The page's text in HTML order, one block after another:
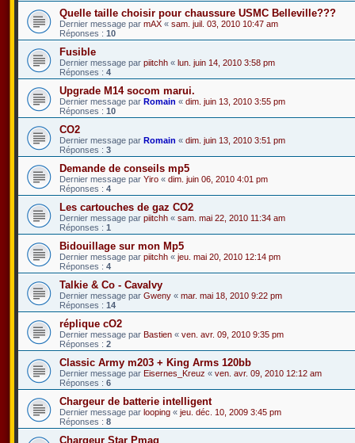
Quelle taille choisir pour chaussure USMC Belleville???
Dernier message par mAX « sam. juil. 03, 2010 10:47 am
Réponses : 10
Fusible
Dernier message par piitchh « lun. juin 14, 2010 3:58 pm
Réponses : 4
Upgrade M14 socom marui.
Dernier message par Romain « dim. juin 13, 2010 3:55 pm
Réponses : 10
CO2
Dernier message par Romain « dim. juin 13, 2010 3:51 pm
Réponses : 3
Demande de conseils mp5
Dernier message par Yiro « dim. juin 06, 2010 4:01 pm
Réponses : 4
Les cartouches de gaz CO2
Dernier message par piitchh « sam. mai 22, 2010 11:34 am
Réponses : 1
Bidouillage sur mon Mp5
Dernier message par piitchh « jeu. mai 20, 2010 12:14 pm
Réponses : 4
Talkie & Co - Cavalvy
Dernier message par Gweny « mar. mai 18, 2010 9:22 pm
Réponses : 14
réplique cO2
Dernier message par Bastien « ven. avr. 09, 2010 9:35 pm
Réponses : 2
Classic Army m203 + King Arms 120bb
Dernier message par Eisernes_Kreuz « ven. avr. 09, 2010 12:12 am
Réponses : 6
Chargeur de batterie intelligent
Dernier message par looping « jeu. déc. 10, 2009 3:45 pm
Réponses : 8
Chargeur Star Pmag